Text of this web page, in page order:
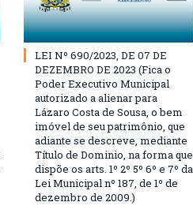
LEI Nº 690/2023, DE 07 DE
DEZEMBRO DE 2023 (Fica o
Poder Executivo Municipal
autorizado a alienar para
Lázaro Costa de Sousa, o bem
imóvel de seu patrimônio, que
adiante se descreve, mediante
Título de Dominio, na forma que
dispõe os arts. 1º 2º 5º 6º e 7º da
Lei Municipal nº 187, de 1º de
dezembro de 2009.)